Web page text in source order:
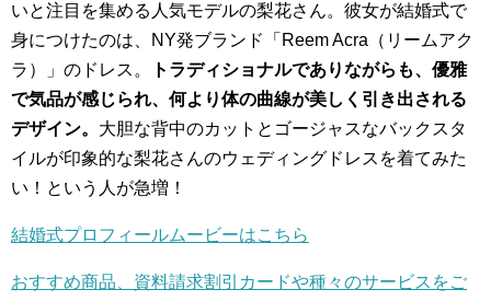
いと注目を集める人気モデルの梨花さん。彼女が結婚式で
身につけたのは、NY発ブランド「Reem Acra（リームアク
ラ）」のドレス。
トラディショナルでありながらも、優雅
で気品が感じられ、何より体の曲線が美しく引き出される
デザイン。 大胆な背中のカットとゴージャスなバックスタ
イルが印象的な梨花さんのウェディングドレスを着てみた
い！という人が急増！
結婚式プロフィールムービーはこちら
おすすめ商品、資料請求割引カードや種々のサービスをご